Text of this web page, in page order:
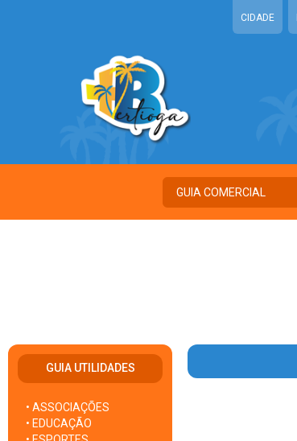
CIDADE
GUIA UTILIDADES
• ASSOCIAÇÕES
• EDUCAÇÃO